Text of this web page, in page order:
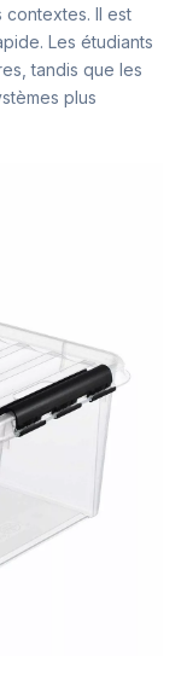
Il est
Les étudiants
tandis que les
plus